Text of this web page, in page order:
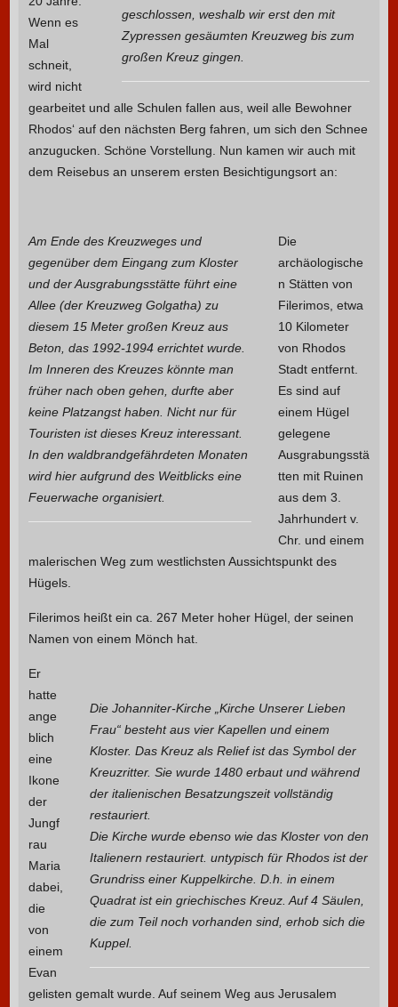
geschlossen, weshalb wir erst den mit
Zypressen gesäumten Kreuzweg bis zum
großen Kreuz gingen.
Wenn es
Mal
schneit,
wird nicht
gearbeitet und alle Schulen fallen aus, weil alle Bewohner
Rhodos‘ auf den nächsten Berg fahren, um sich den Schnee
anzugucken. Schöne Vorstellung. Nun kamen wir auch mit
dem Reisebus an unserem ersten Besichtigungsort an:
Am Ende des Kreuzweges und
gegenüber dem Eingang zum Kloster
und der Ausgrabungsstätte führt eine
Allee (der Kreuzweg Golgatha) zu
diesem 15 Meter großen Kreuz aus
Beton, das 1992-1994 errichtet wurde.
Im Inneren des Kreuzes könnte man
früher nach oben gehen, durfte aber
keine Platzangst haben. Nicht nur für
Touristen ist dieses Kreuz interessant.
In den waldbrandgefährdeten Monaten
wird hier aufgrund des Weitblicks eine
Feuerwache organisiert.
Die
archäologische
n Stätten von
Filerimos, etwa
10 Kilometer
von Rhodos
Stadt entfernt.
Es sind auf
einem Hügel
gelegene
Ausgrabungsstä
tten mit Ruinen
aus dem 3.
Jahrhundert v.
Chr. und einem
malerischen Weg zum westlichsten Aussichtspunkt des
Hügels.
Filerimos heißt ein ca. 267 Meter hoher Hügel, der seinen
Namen von einem Mönch hat.
Die Johanniter-Kirche „Kirche Unserer Lieben
Frau“ besteht aus vier Kapellen und einem
Kloster. Das Kreuz als Relief ist das Symbol der
Kreuzritter. Sie wurde 1480 erbaut und während
der italienischen Besatzungszeit vollständig
restauriert.
Die Kirche wurde ebenso wie das Kloster von den
Italienern restauriert. untypisch für Rhodos ist der
Grundriss einer Kuppelkirche. D.h. in einem
Quadrat ist ein griechisches Kreuz. Auf 4 Säulen,
die zum Teil noch vorhanden sind, erhob sich die
Kuppel.
Er
hatte
ange
blich
eine
Ikone
der
Jungf
rau
Maria
dabei,
die
von
einem
Evan
gelisten gemalt wurde. Auf seinem Weg aus Jerusalem